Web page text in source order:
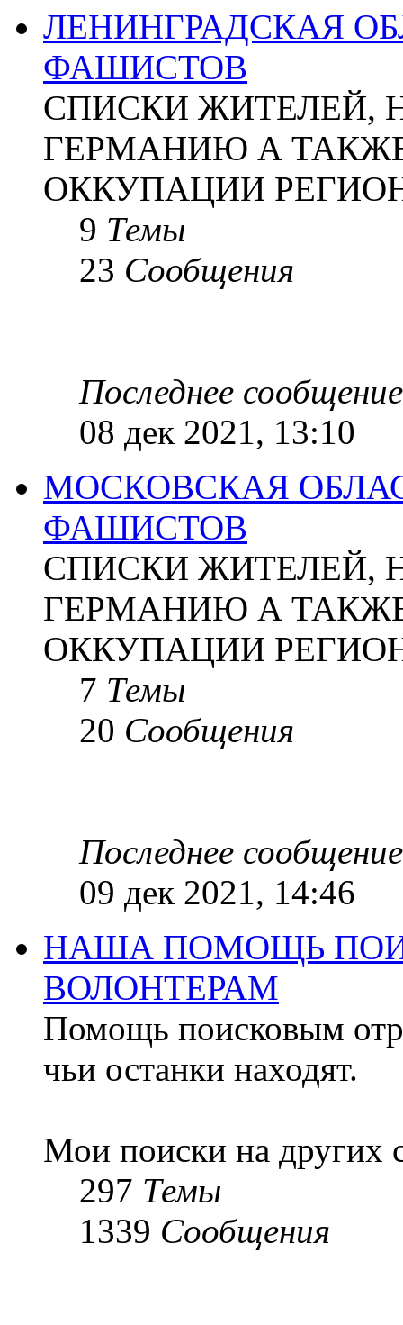
ЛЕНИНГРАДСКАЯ
ФАШИСТОВ
СПИСКИ ЖИТЕЛЕЙ,
ГЕРМАНИЮ А
ОККУПАЦИИ
9 Темы
23 Сообщения
Последнее сообщение
08 дек 2021, 13:10
МОСКОВСКАЯ
ФАШИСТОВ
СПИСКИ ЖИТЕЛЕЙ,
ГЕРМАНИЮ А
ОККУПАЦИИ
7 Темы
20 Сообщения
Последнее сообщение
09 дек 2021, 14:46
НАША ПОМОЩЬ
ВОЛОНТЕРАМ
Помощь поисковым
чьи останки находят.
Мои поиски на других
297 Темы
1339 Сообщения